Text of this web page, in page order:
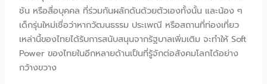
ชัน หรือสื่อบุคคล ที่ร่วมกันผลักดันด้วยตัวเองทั้งนั้น และน้อง ๆ
เด็กรุ่นใหม่เชื่อว่าหากวัฒนธรรม ประเพณี หรือสถานที่ท่องเที่ยว
เหล่านี้ของไทยได้รับการสนับสนุนจากรัฐบาลเพิ่มเติม จะทำให้ Soft
Power ของไทยในอีกหลายด้านเป็นที่รู้จักต่อสังคมโลกได้อย่าง
กว้างขวาง